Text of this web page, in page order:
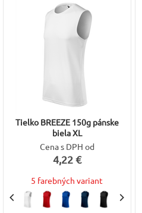
Tielko BREEZE 150g pánske
biela XL
Cena s DPH od
4,22 €
5 farebných variant